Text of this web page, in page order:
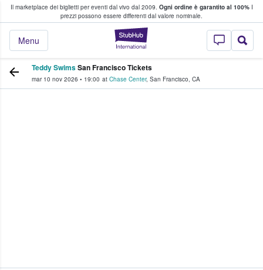
Il marketplace dei biglietti per eventi dal vivo dal 2009. Ogni ordine è garantito al 100%I
prezzi possono essere differenti dal valore nominale.
StubHub - Dove
Menu
fan comprano e vendono biglietti
Teddy SwimsSan Francisco Tickets
mar 10 nov 2026 • 19:00 at Chase Center, San Francisco, CA